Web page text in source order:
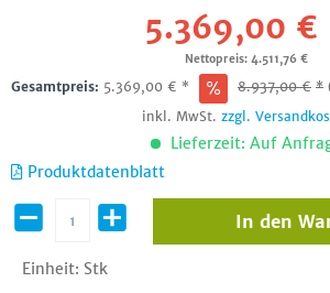
5.369,00
Nettopreis: 4.511,76 €
Gesamtpreis: 5.369,00 € * 8.937,00€ *
inkl. MwSt. zzgl.
Lieferzeit: Auf
Produktdatenblatt
Einheit: Stk
In den